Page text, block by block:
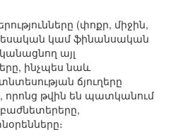
(փոքր, միջին,
կամ ֆինանսական
այլ
ինչպես նաև
ճյուղերը
թվին են պատկանում